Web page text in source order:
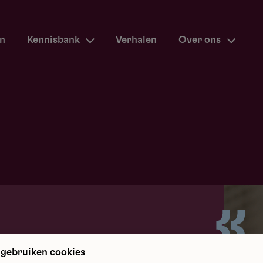
Kennisbank Verhalen Over ons
terug
cookies